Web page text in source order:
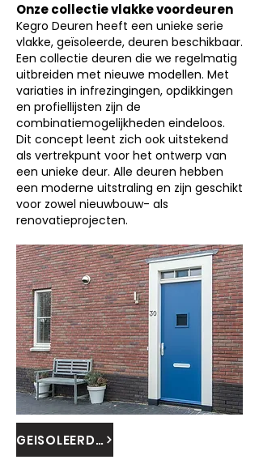
Onze collectie vlakke voordeuren
Kegro Deuren heeft een unieke serie
vlakke, geïsoleerde, deuren beschikbaar.
Een collectie deuren die we regelmatig
uitbreiden met nieuwe modellen. Met
variaties in infrezingingen, opdikkingen
en profiellijsten zijn de
combinatiemogelijkheden eindeloos.
Dit concept leent zich ook uitstekend
als vertrekpunt voor het ontwerp van
een unieke deur. Alle deuren hebben
een moderne uitstraling en zijn geschikt
voor zowel nieuwbouw- als
renovatieprojecten.
GEISOLEERDE VOORDEUREN